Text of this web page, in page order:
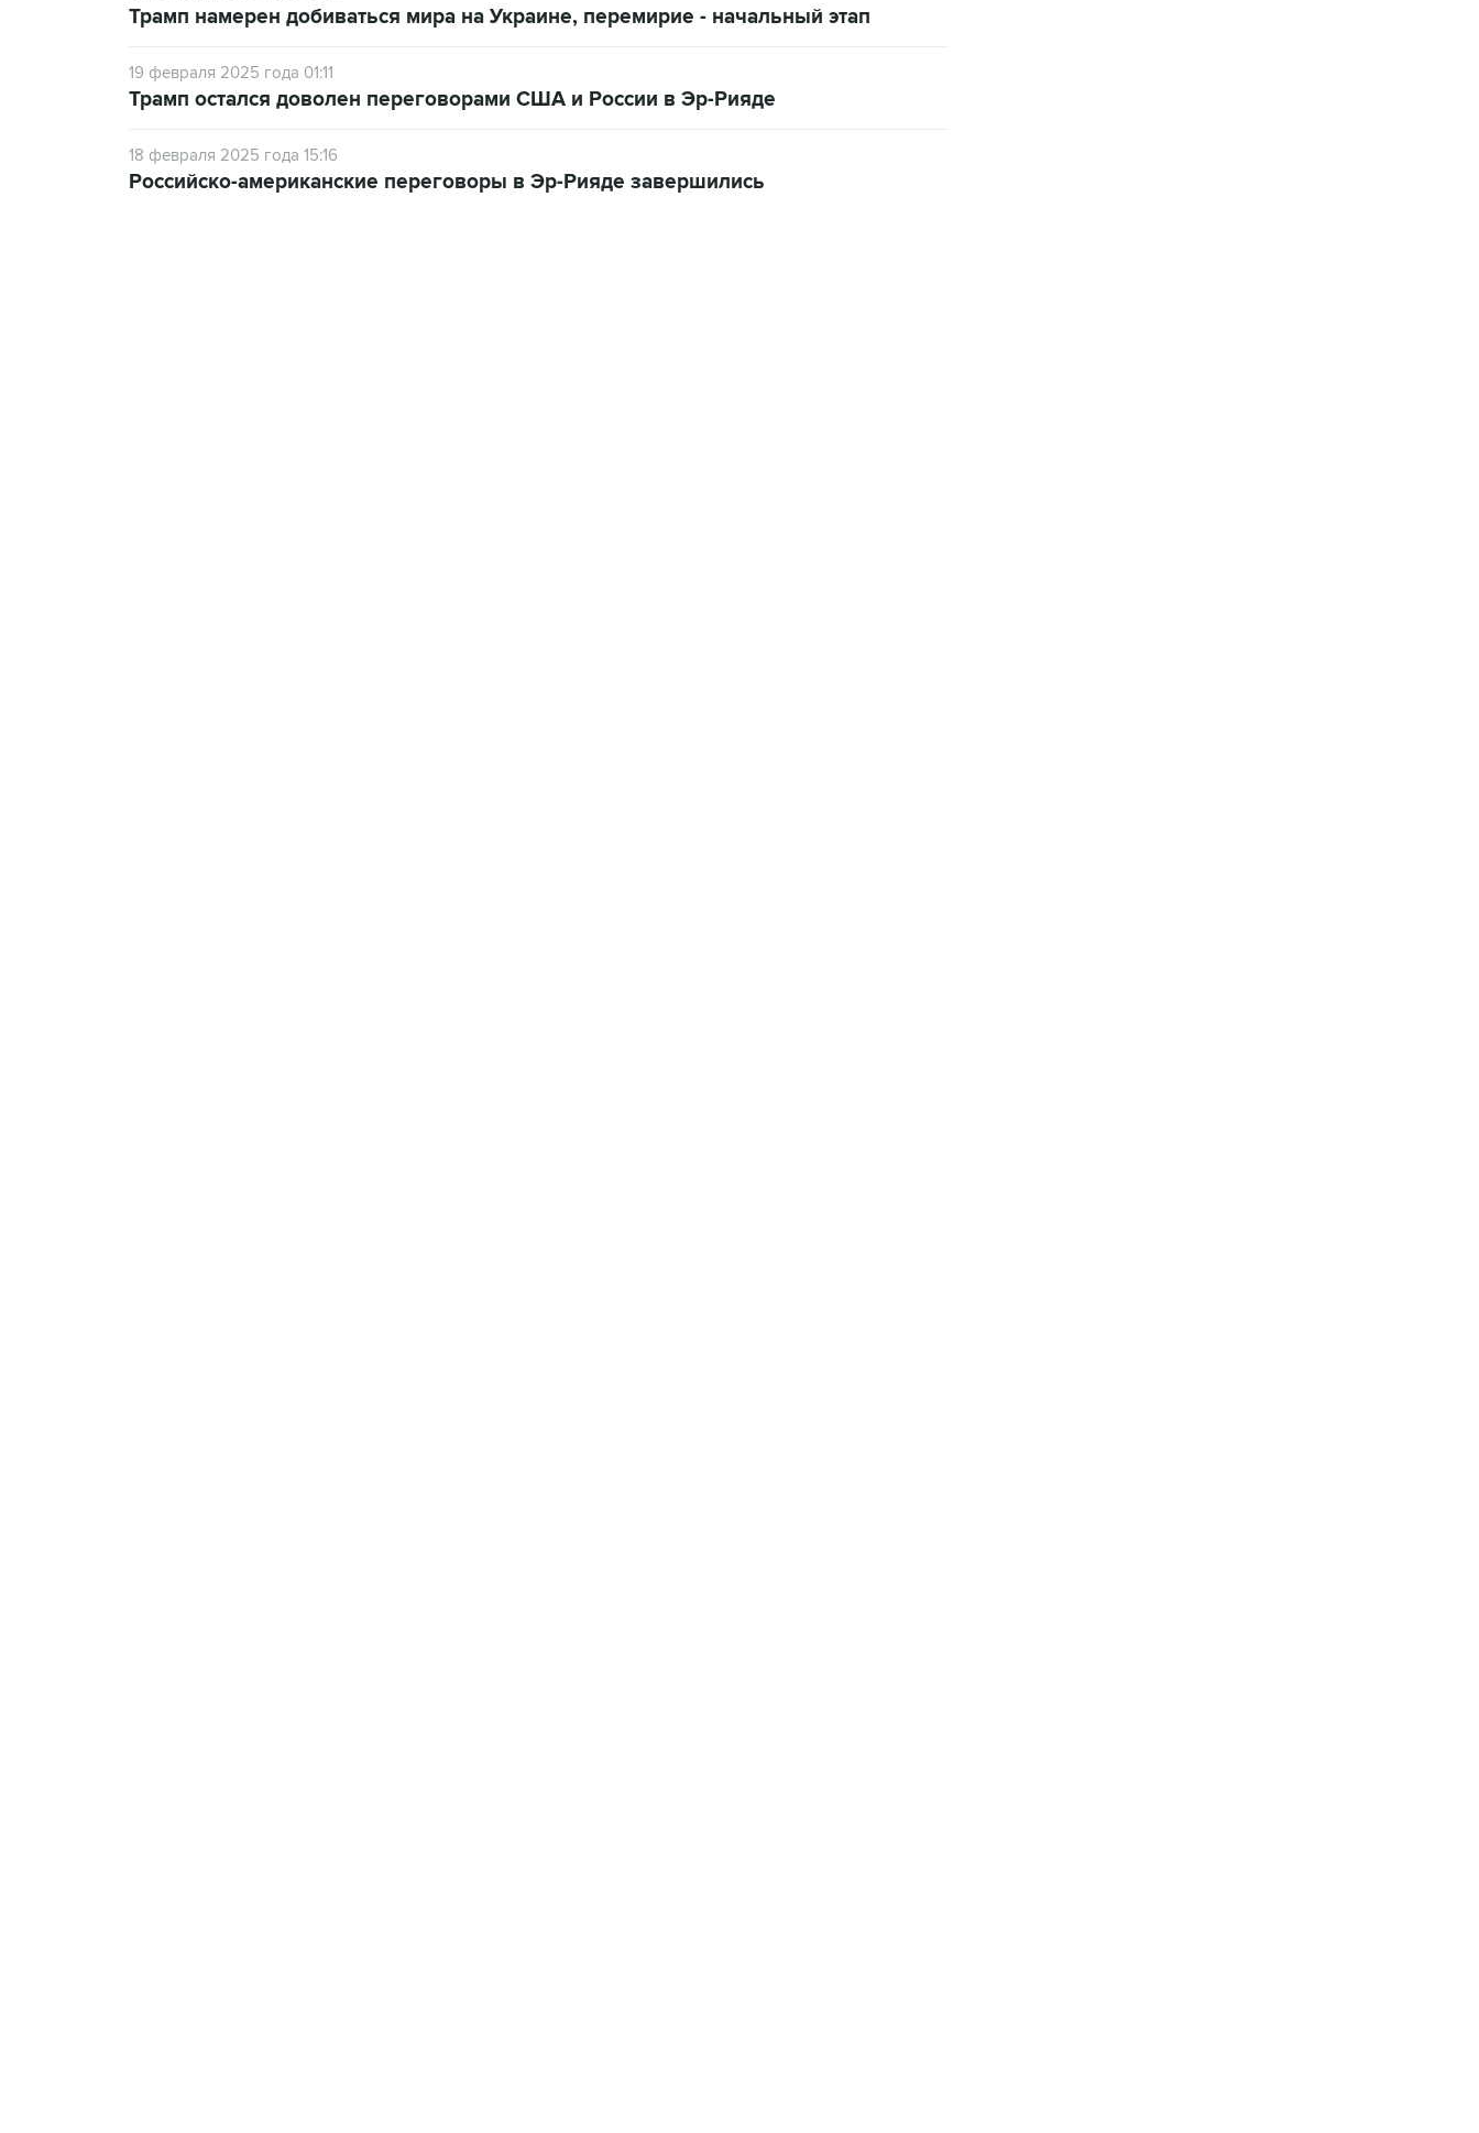
Трамп намерен добиваться мира на Украине, перемирие - начальный этап
19 февраля 2025 года 01:11
Трамп остался доволен переговорами США и России в Эр-Рияде
18 февраля 2025 года 15:16
Российско-американские переговоры в Эр-Рияде завершились